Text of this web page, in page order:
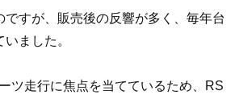
ですが、販売後の反響が多く、毎年台
ました。
ツ走行に焦点を当てているため、RS